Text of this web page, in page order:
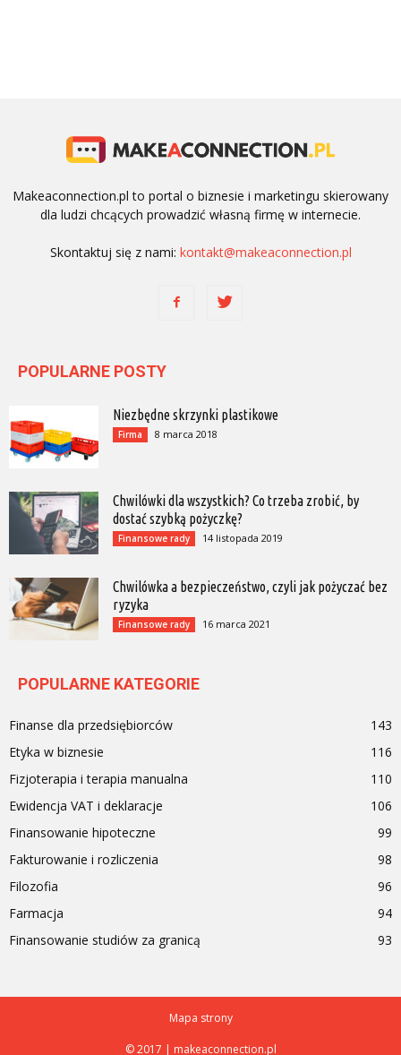
Makeaconnection.pl to portal o biznesie i marketingu skierowany
dla ludzi chcących prowadzić własną firmę w internecie.
Skontaktuj się z nami: kontakt@makeaconnection.pl
POPULARNE POSTY
Niezbędne skrzynki plastikowe
Firma 8 marca 2018
Chwilówki dla wszystkich? Co trzeba zrobić, by
dostać szybką pożyczkę?
Finansowe rady 14 listopada 2019
Chwilówka a bezpieczeństwo, czyli jak pożyczać bez
ryzyka
Finansowe rady 16 marca 2021
POPULARNE KATEGORIE
Finanse dla przedsiębiorców
143
Etyka w biznesie
116
Fizjoterapia i terapia manualna
110
Ewidencja VAT i deklaracje
106
Finansowanie hipoteczne
99
Fakturowanie i rozliczenia
98
Filozofia
96
Farmacja
94
Finansowanie studiów za granicą
93
Mapa strony
© 2017 | makeaconnection.pl